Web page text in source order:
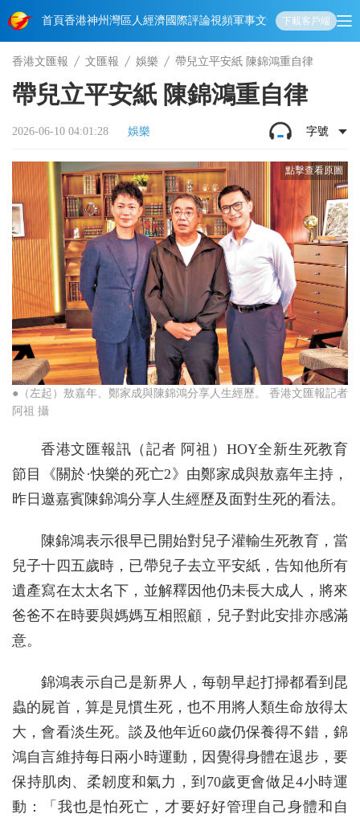
首頁香港神州 灣區人經濟國際評論視頻軍事文化 娛樂生活教育體
下載客戶端
香港文匯報 文匯報 娛樂 帶兒立平安紙 陳錦鴻重自律
帶兒立平安紙 陳錦鴻重自律
2026-06-10 04:01:28 娛樂 字號
●（左起）敖嘉年、鄭家成與陳錦鴻分享人生經歷。 香港文匯報記者
阿祖 攝
香港文匯報訊（記者 阿祖）HOY全新生死教育
節目《關於·快樂的死亡2》由鄭家成與敖嘉年主持，
昨日邀嘉賓陳錦鴻分享人生經歷及面對生死的看法。
陳錦鴻表示很早已開始對兒子灌輸生死教育，當
兒子十四五歲時，已帶兒子去立平安紙，告知他所有
遺產寫在太太名下，並解釋因他仍未長大成人，將來
爸爸不在時要與媽媽互相照顧，兒子對此安排亦感滿
意。
錦鴻表示自己是新界人，每朝早起打掃都看到昆
蟲的屍首，算是見慣生死，也不用將人類生命放得太
大，會看淡生死。談及他年近60歲仍保養得不錯，錦
鴻自言維持每日兩小時運動，因覺得身體在退步，要
保持肌肉、柔韌度和氣力，到70歲更會做足4小時運
動：「我也是怕死亡，才要好好管理自己身體和自